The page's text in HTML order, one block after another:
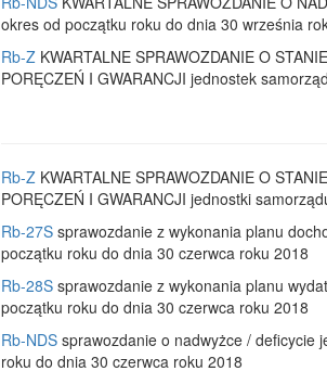
okres od początku roku do dnia 30 września
Rb-Z KWARTALNE SPRAWOZDANIE O
PORĘCZEŃ I GWARANCJI jednostek
Rb-Z KWARTALNE SPRAWOZDANIE O
PORĘCZEŃ I GWARANCJI jednostki
Rb-27S sprawozdanie z wykonania planu
początku roku do dnia 30 czerwca roku 2018
Rb-28S sprawozdanie z wykonania planu
początku roku do dnia 30 czerwca roku 2018
Rb-NDS sprawozdanie o nadwyżce / deficycie
roku do dnia 30 czerwca roku 2018